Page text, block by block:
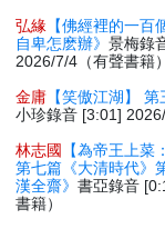
弘緣 【佛經裡的一
自卑怎麽辦》景梅錄
2026/7/4（有聲書籍）
金庸 【笑傲江湖】
小珍錄音 [3:01]
林志國
【為帝王上菜
第七篇《大清時代》
漢全齋》書亞錄音
書籍）